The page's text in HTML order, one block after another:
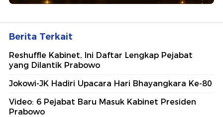
Berita Terkait
Reshuffle Kabinet, Ini Daftar Lengkap Pejabat
yang Dilantik Prabowo
Jokowi-JK Hadiri Upacara Hari Bhayangkara Ke-80
Video: 6 Pejabat Baru Masuk Kabinet Presiden
Prabowo